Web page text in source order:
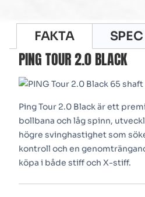
FAKTA SPEC
PING TOUR 2.0 BLACK
Ping Tour 2.0 Black är ett
bollbana och låg spinn,
högre svinghastighet som
kontroll och en
köpa i både stiff och X-stiff.